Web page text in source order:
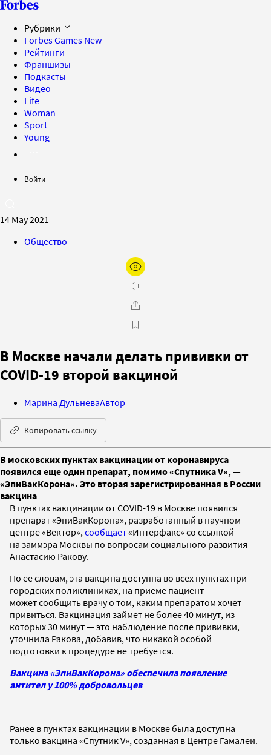
Рубрики
Forbes Games New
Рейтинги
Франшизы
Подкасты
Видео
Life
Woman
Sport
Young
Войти
14 May 2021
Общество
В Москве начали делать прививки от
COVID-19 второй вакциной
Марина ДульневаАвтор
Копировать ссылку
В московских пунктах вакцинации от коронавируса
появился еще один препарат, помимо «Спутника V», —
«ЭпиВакКорона». Это вторая зарегистрированная в России
вакцина
В пунктах вакцинации от COVID-19 в Москве появился
препарат «ЭпиВакКорона», разработанный в научном
центре «Вектор», сообщает«Интерфакс» со ссылкой
на заммэра Москвы по вопросам социального развития
Анастасию Ракову.
По ее словам, эта вакцина доступна во всех пунктах при
городских поликлиниках, на приеме пациент
может сообщить врачу о том, каким препаратом хочет
привиться. Вакцинация займет не более 40 минут, из
которых 30 минут — это наблюдение после прививки,
уточнила Ракова, добавив, что никакой особой
подготовки к процедуре не требуется.
Вакцина «ЭпиВакКорона» обеспечила появление
антител у 100% добровольцев
Ранее в пунктах вакцинации в Москве была доступна
только вакцина «Спутник V», созданная в Центре Гамалеи.